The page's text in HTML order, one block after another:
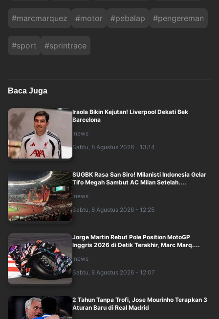
#marcmarquez #motor #pebalap #pengereman
#sport #sprintrace
Baca Juga
Iraola Bikin Kejutan! Liverpool Dekati Bek
Barcelona
inews
Sabtu, 8 Agustus 2026 - 13:14
SUGBK Rasa San Siro! Milanisti Indonesia Gelar
Tifo Megah Sambut AC Milan Setelah....
inews
Sabtu, 8 Agustus 2026 - 12:25
Jorge Martin Rebut Pole Position MotoGP
Inggris 2026 di Detik Terakhir, Marc Marq....
inews
Sabtu, 8 Agustus 2026 - 12:07
2 Tahun Tanpa Trofi, Jose Mourinho Terapkan 3
Aturan Baru di Real Madrid